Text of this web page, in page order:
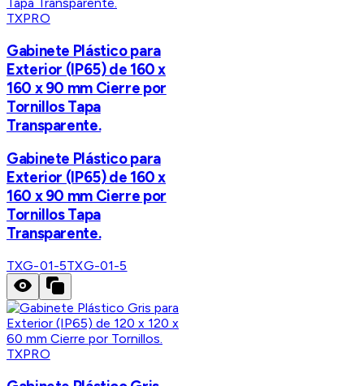
TXPRO
Gabinete Plástico para
Exterior (IP65) de 160 x
160 x 90 mm Cierre por
Tornillos Tapa
Transparente.
Gabinete Plástico para
Exterior (IP65) de 160 x
160 x 90 mm Cierre por
Tornillos Tapa
Transparente.
TXG-01-5TXG-01-5
TXPRO